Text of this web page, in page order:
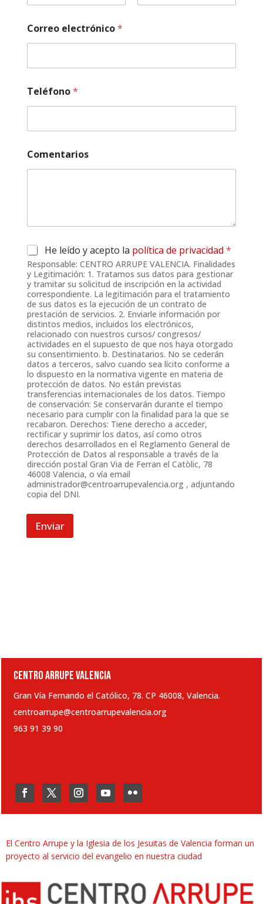
Correo electrónico*
Teléfono*
Comentarios
*
A
p
e
l
l
i
d
o
s
A
c
u
e
r
d
o
R
G
P
D
*
He leído y acepto la política de privacidad *
Responsable: CENTRO ARRUPE VALENCIA. Finalidades
y Legitimación: 1. Tratamos sus datos para gestionar
y tramitar su solicitud de inscripción en la actividad
correspondiente. La legitimación para el tratamiento
de sus datos es la ejecución de un contrato de
prestación de servicios. 2. Enviarle información por
distintos medios, incluidos los electrónicos,
relacionado con nuestros cursos/ congresos/
actividades en el supuesto de que nos haya otorgado
su consentimiento. b. Destinatarios. No se cederán
datos a terceros, salvo cuando sea lícito conforme a
lo dispuesto en la normativa vigente en materia de
protección de datos. No están previstas
transferencias internacionales de los datos. Tiempo
de conservación: Se conservarán durante el tiempo
necesario para cumplir con la finalidad para la que se
recabaron. Derechos: Tiene derecho a acceder,
rectificar y suprimir los datos, así como otros
derechos desarrollados en el Reglamento General de
Protección de Datos al responsable a través de la
dirección postal Gran Via de Ferran el Catòlic, 78
46008 Valencia, o vía email
administrador@centroarrupevalencia.org, adjuntando
copia del DNI.
Enviar
CENTRO ARRUPE VALENCIA
Gran Vía Fernando el Católico, 78. CP 46008, Valencia.
centroarrupe@centroarrupevalencia.org
963 91 39 90
El Centro Arrupe y la Iglesia de los Jesuitas de Valencia forman un
proyecto al servicio del evangelio en nuestra ciudad